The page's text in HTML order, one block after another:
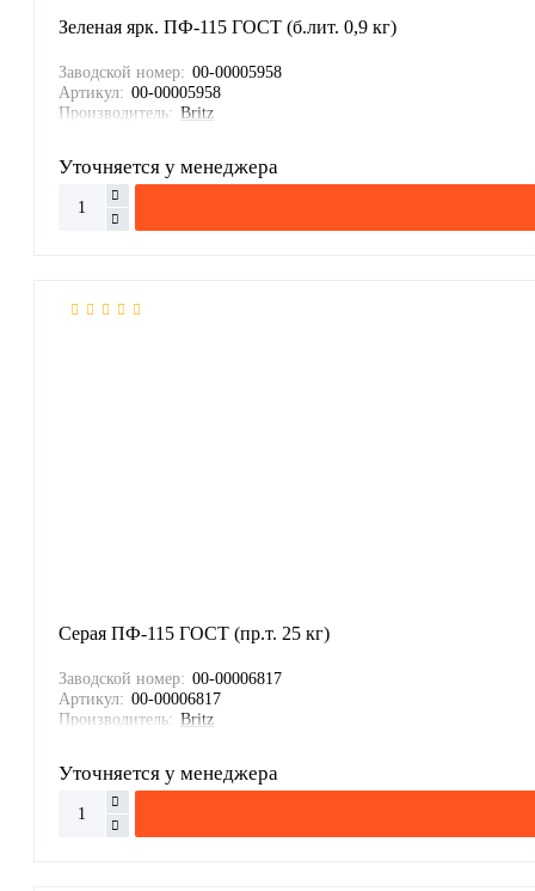
Зеленая ярк. ПФ-115 ГОСТ (б.лит. 0,9 кг)
Заводской номер: 00-00005958
Артикул: 00-00005958
Производитель: Britz
Уточняется у менеджера
Серая ПФ-115 ГОСТ (пр.т. 25 кг)
Заводской номер: 00-00006817
Артикул: 00-00006817
Производитель: Britz
Уточняется у менеджера